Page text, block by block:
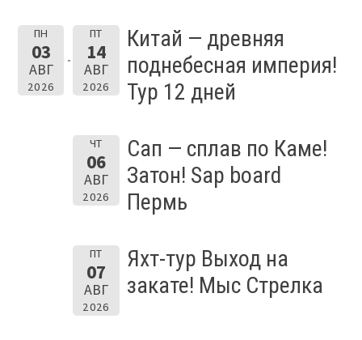
ПН
03
АВГ
2026
ПТ
14
АВГ
2026
Китай — древняя
поднебесная империя!
Тур 12 дней
ЧТ
06
АВГ
2026
Сап — сплав по Каме!
Затон! Sap board
Пермь
ПТ
07
АВГ
2026
Яхт-тур Выход на
закате! Мыс Стрелка